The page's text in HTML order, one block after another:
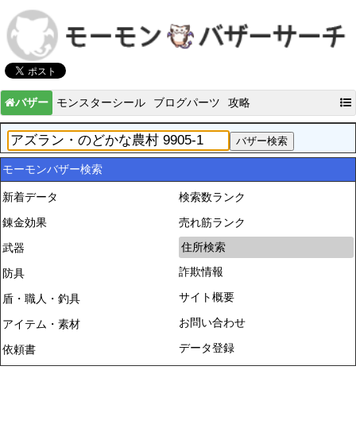
バザー モンスターシール ブログパーツ 攻略
モーモンバザー検索
新着データ
錬金効果
武器
防具
盾・職人・釣具
アイテム・素材
依頼書
検索数ランク
売れ筋ランク
住所検索
詐欺情報
サイト概要
お問い合わせ
データ登録